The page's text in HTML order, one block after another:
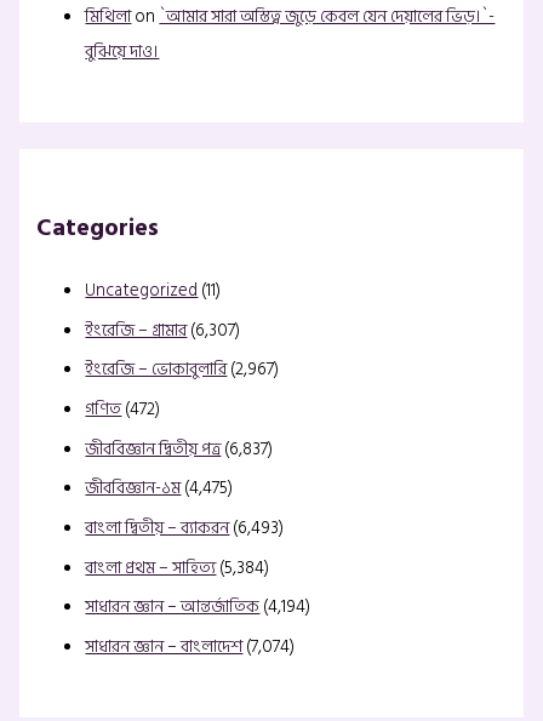
মিথিলাon`আমার সারা অস্তিত্ব জুড়ে কেবল যেন দেয়ালের ভিড়।`-
বুঝিয়ে দাও।
Categories
Uncategorized(11)
ইংরেজি – গ্রামার(6,307)
ইংরেজি – ভোকাবুলারি(2,967)
গণিত(472)
জীববিজ্ঞান দ্বিতীয় পত্র(6,837)
জীববিজ্ঞান-১ম(4,475)
বাংলা দ্বিতীয় – ব্যাকরন(6,493)
বাংলা প্রথম – সাহিত্য(5,384)
সাধারন জ্ঞান – আন্তর্জাতিক(4,194)
সাধারন জ্ঞান – বাংলাদেশ(7,074)